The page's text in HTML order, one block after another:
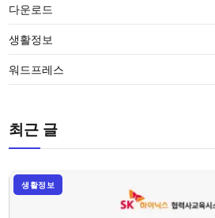
다운로드
생활정보
워드프레스
최근 글
생활정보